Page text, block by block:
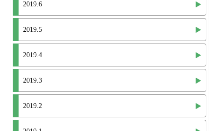
2019.6
2019.5
2019.4
2019.3
2019.2